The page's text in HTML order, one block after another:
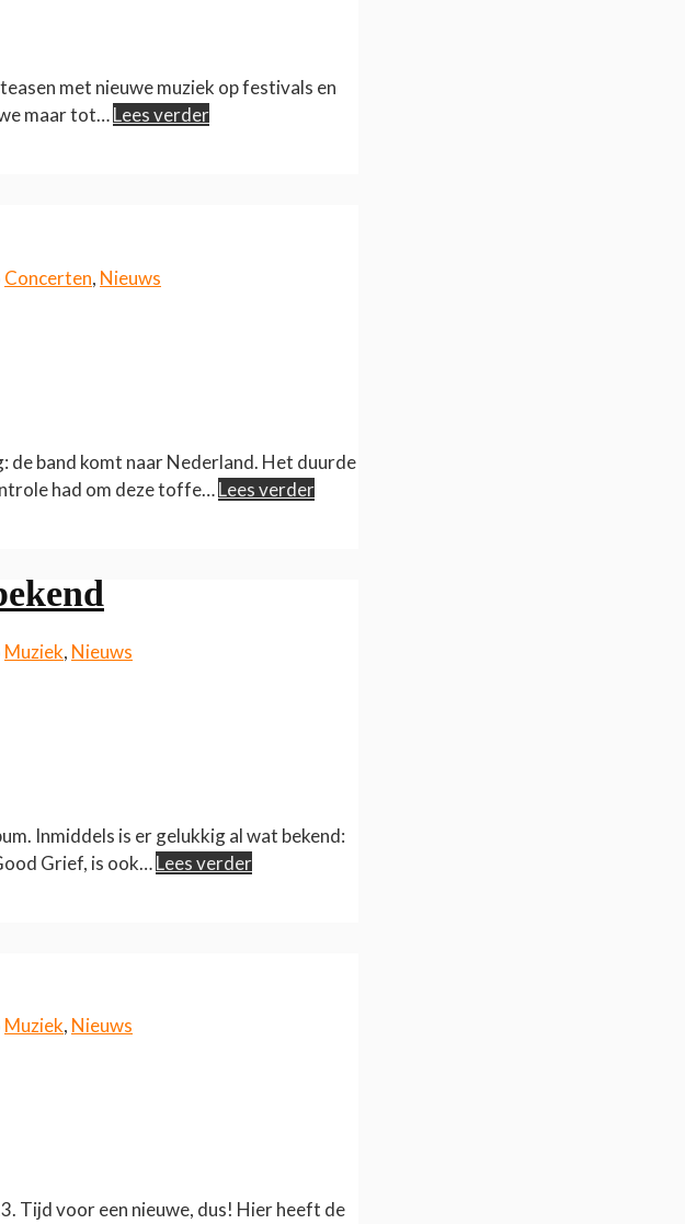
met nieuwe muziek op festivals en
maar tot…Lees verder
Concerten, Nieuws
de band komt naar Nederland. Het duurde
had om deze toffe…Lees verder
Muziek, Nieuws
Inmiddels is er gelukkig al wat bekend:
Grief, is ook…Lees verder
Muziek, Nieuws
Tijd voor een nieuwe, dus! Hier heeft de